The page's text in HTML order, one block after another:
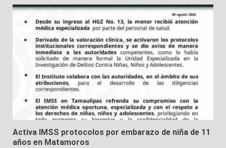
Activa IMSS protocolos por embarazo de niña de 11
años en Matamoros